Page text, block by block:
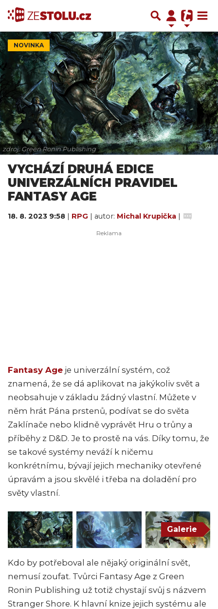
NOVINKA
zdroj: Green Ronin Publishing
VYCHÁZÍ DRUHÁ EDICE
UNIVERZÁLNÍCH PRAVIDEL
FANTASY AGE
18. 8. 2023 9:58 | RPG | autor: Michal Krupička |
Fantasy Age je univerzální systém, což
znamená, že se dá aplikovat na jakýkoliv svět a
neobsahuje v základu žádný vlastní. Můžete v
něm hrát Pána prstenů, podívat se do světa
Zaklínače nebo klidně vyprávět Hru o trůny a
příběhy z D&D. Je to prostě na vás. Díky tomu, že
se takové systémy neváží k ničemu
konkrétnímu, bývají jejich mechaniky otevřené
úpravám a jsou skvělé i třeba na doladění pro
světy vlastní.
Galerie
Kdo by potřeboval ale nějaký originální svět,
nemusí zoufat. Tvůrci Fantasy Age z Green
Ronin Publishing už totiž chystají svůj s názvem
Stranger Shore. K hlavní knize jejich systému ale